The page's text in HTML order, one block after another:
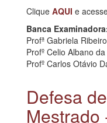
Clique AQUI e
Banca
Profª Gabriela
Profº Celio Albano
Profº Carlos Otávio
Defesa
Mestrado